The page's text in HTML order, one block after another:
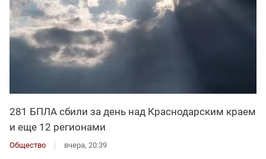
281 БПЛА сбили за день над Краснодарским краем
и еще 12 регионами
Общество вчера, 20:39